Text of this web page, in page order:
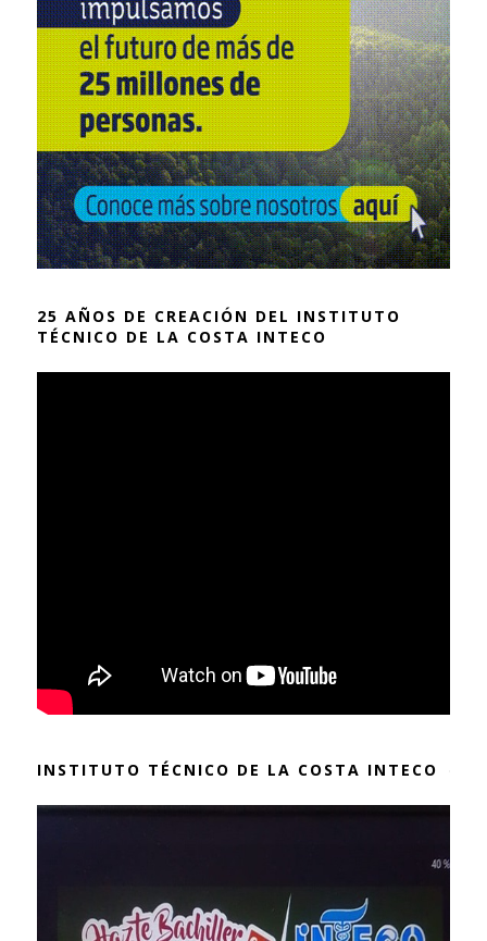
25 AÑOS DE CREACIÓN DEL INSTITUTO
TÉCNICO DE LA COSTA INTECO
INSTITUTO TÉCNICO DE LA COSTA INTECO